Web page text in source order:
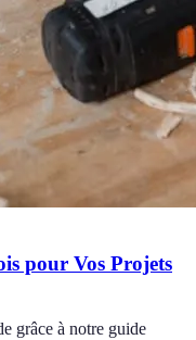
pour Vos Projets
grâce à notre guide